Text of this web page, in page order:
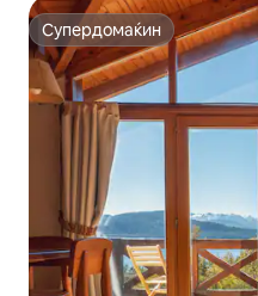
Супердомаќин
Супердомаќин